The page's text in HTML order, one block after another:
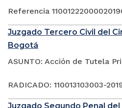
Referencia
Juzgado Tercero Civil del
Bogotá
ASUNTO: Acción de Tutela
RADICADO: 110013103003-
Juzgado Segundo Penal